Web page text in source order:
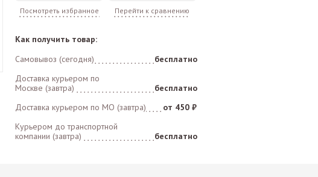
Посмотреть избранное
Перейти к сравнению
Как получить товар:
Самовывоз (сегодня)
бесплатно
Доставка курьером по
Москве (завтра)
бесплатно
Доставка курьером по MO (завтра)
от 450 ₽
Курьером до транспортной
компании (завтра)
бесплатно